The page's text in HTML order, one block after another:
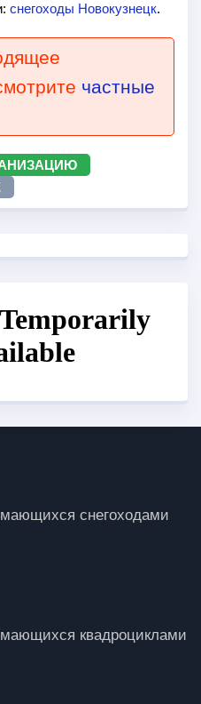
снегоходы Новокузнецк.
частные
снегоходами
квадроциклами